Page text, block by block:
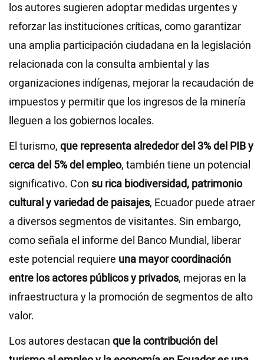
los autores sugieren adoptar medidas urgentes y
reforzar las instituciones críticas, como garantizar
una amplia participación ciudadana en la legislación
relacionada con la consulta ambiental y las
organizaciones indígenas, mejorar la recaudación de
impuestos y permitir que los ingresos de la minería
lleguen a los gobiernos locales.
El turismo, que representa alrededor del 3% del PIB y
cerca del 5% del empleo, también tiene un potencial
significativo. Con su rica biodiversidad, patrimonio
cultural y variedad de paisajes, Ecuador puede atraer
a diversos segmentos de visitantes. Sin embargo,
como señala el informe del Banco Mundial, liberar
este potencial requiere una mayor coordinación
entre los actores públicos y privados, mejoras en la
infraestructura y la promoción de segmentos de alto
valor.
Los autores destacan que la contribución del